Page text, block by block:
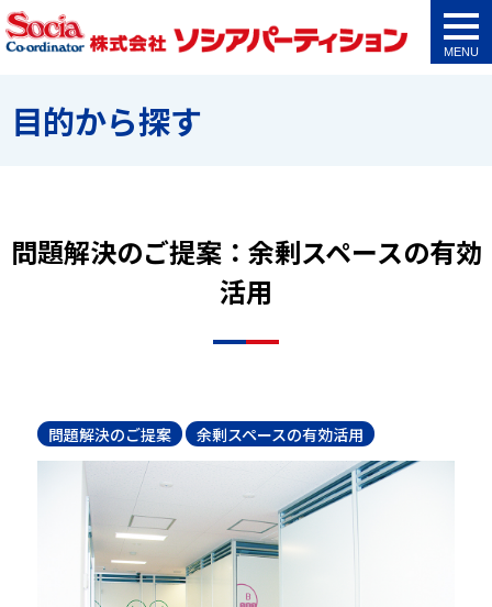
目的から探す
問題解決のご提案：余剰スペースの有効
活用
問題解決のご提案 余剰スペースの有効活用